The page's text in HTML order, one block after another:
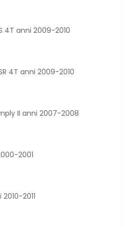
4T anni 2009-2010
4T anni 2009-2010
II anni 2007-2008
2001
2011